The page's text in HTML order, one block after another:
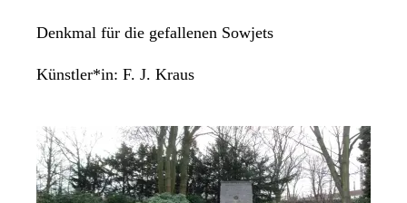
Denkmal für die gefallenen Sowjets
Künstler*in: F. J. Kraus